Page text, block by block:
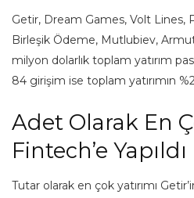
Getir, Dream Games, Volt Lines,
Birleşik Ödeme, Mutlubiev,
milyon dolarlık toplam yatırım
84 girişim ise toplam yatırımın
Adet Olarak En
Fintech’e Yapıldı
Tutar olarak en çok yatırımı